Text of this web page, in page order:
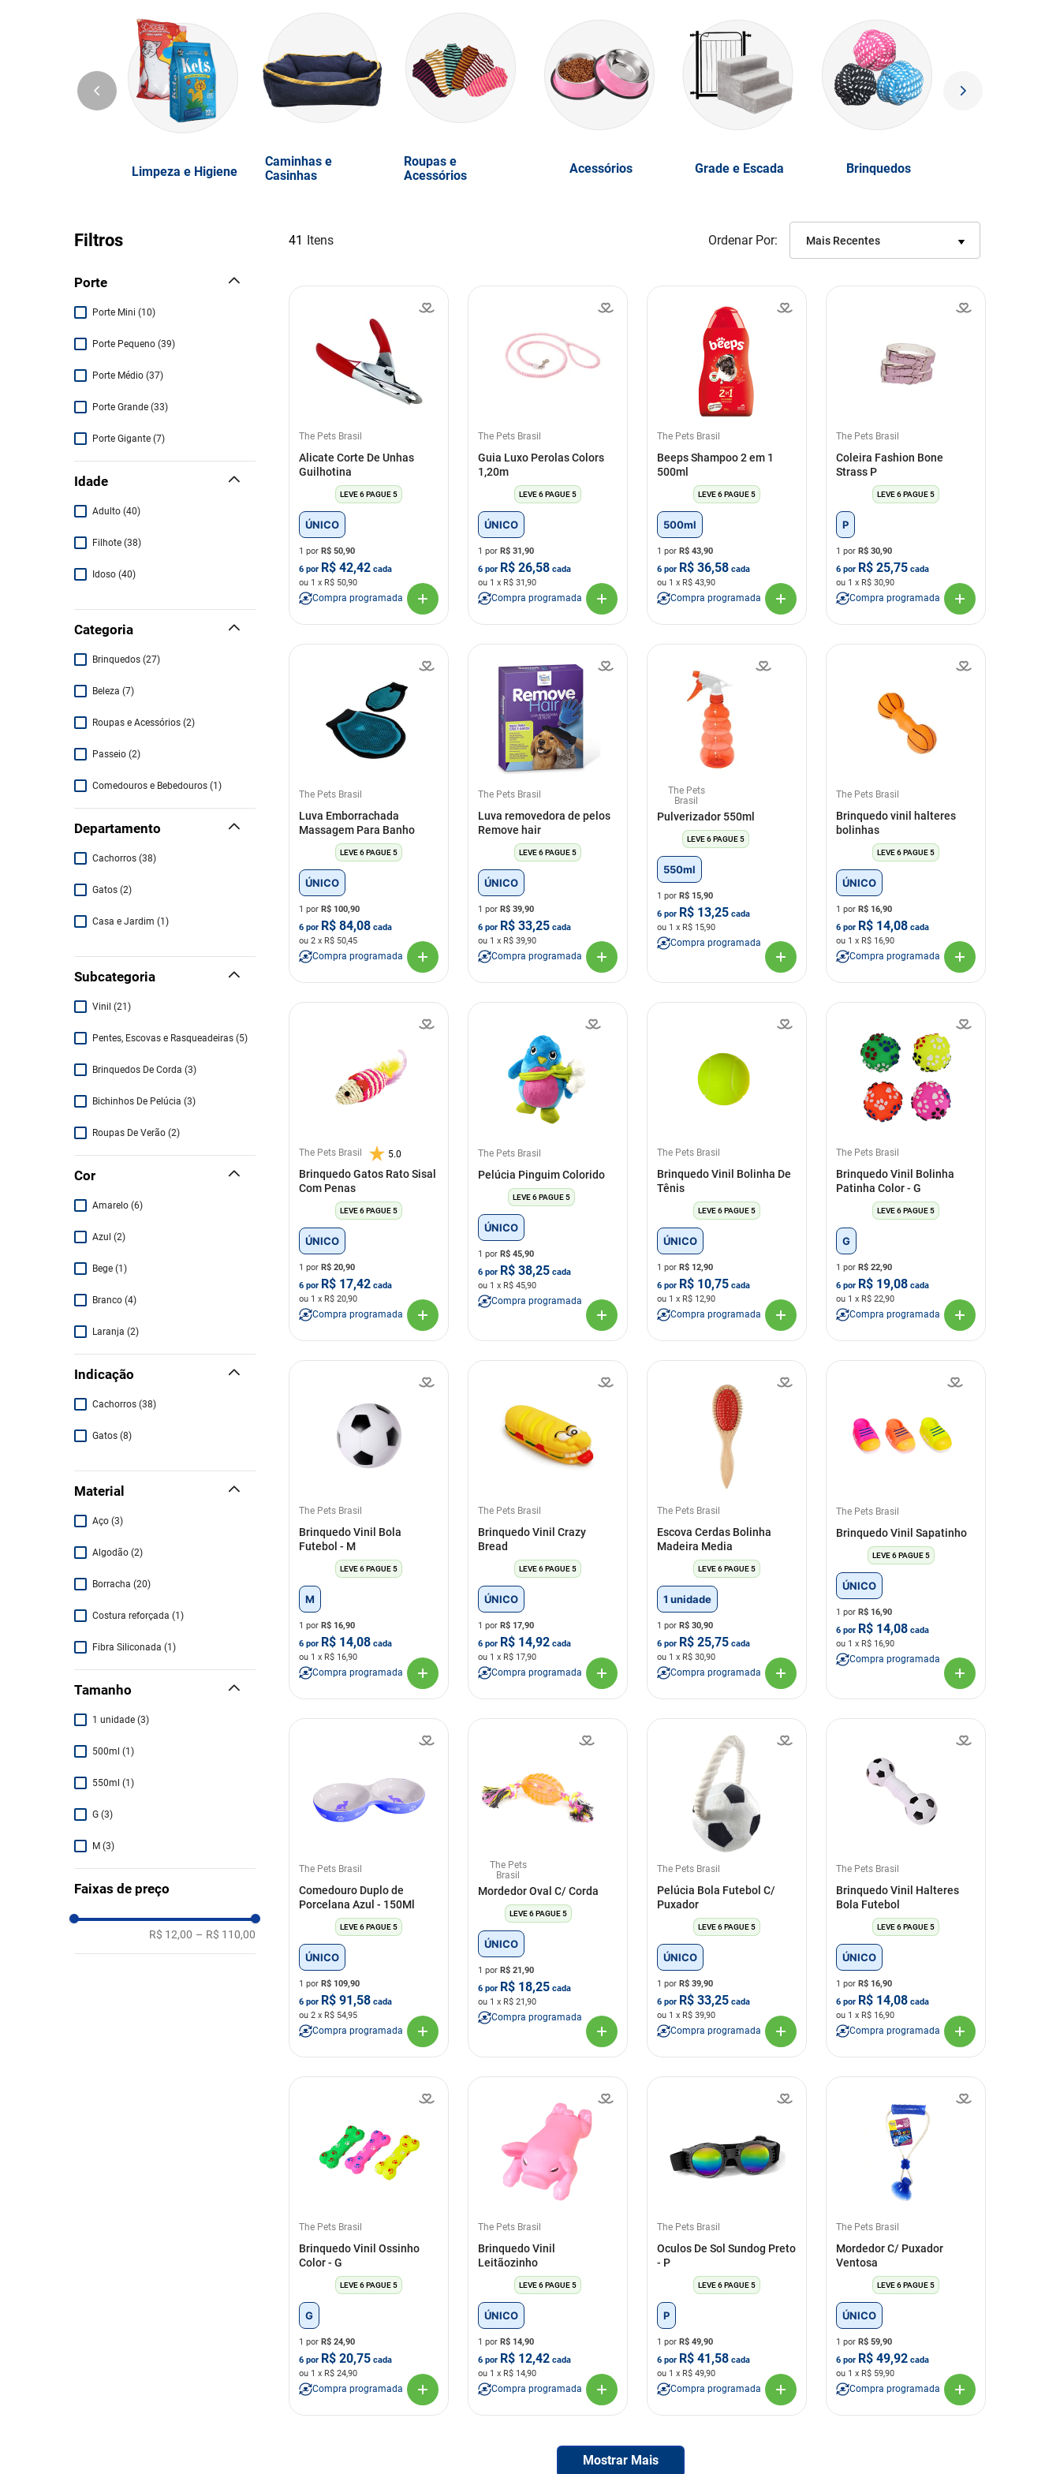
Limpeza e Higiene
Caminhas e
Casinhas
Roupas e
Acessórios
Acessórios Grade e Escada Brinquedos
Filtros
Porte
Porte Mini (10)
Porte Pequeno (39)
Porte Médio (37)
Porte Grande (33)
Porte Gigante (7)
Idade
Adulto (40)
Filhote (38)
Idoso (40)
Categoria
Brinquedos (27)
Beleza (7)
Roupas e Acessórios (2)
Passeio (2)
Comedouros e Bebedouros (1)
Departamento
Cachorros (38)
Gatos (2)
Casa e Jardim (1)
Subcategoria
Vinil (21)
Pentes, Escovas e Rasqueadeiras (5)
Brinquedos De Corda (3)
Bichinhos De Pelúcia (3)
Roupas De Verão (2)
Cor
Amarelo (6)
Azul (2)
Bege (1)
Branco (4)
Laranja (2)
Sortidas
Indicação
Cachorros (38)
Gatos (8)
Material
Aço (3)
Algodão (2)
Borracha (20)
Costura reforçada (1)
Fibra Siliconada (1)
Tamanho
1 unidade (3)
500ml (1)
550ml (1)
G (3)
M (3)
Faixas de preço
R$ 12,00 – R$ 110,00
41 Ordenar Por Mais Recentes
The Pets Brasil
Alicate Corte De Unhas
Guilhotina
LEVE 6 PAGUE 5
ÚNICO
1 porR$50,90
6 por R$42,42 cada
ou 1 x R$ 50,90
Compra programada
The Pets Brasil
Guia Luxo Perolas Colors
1,20m
LEVE 6 PAGUE 5
ÚNICO
1 porR$31,90
6 por R$26,58 cada
ou 1 x R$31,90
Compra programada
The Pets Brasil
Beeps Shampoo 2 em 1
500ml
LEVE 6 PAGUE 5
500ml
1 por R$ 43,90
6por R$ 36,58 cada
ou 1 x R$ 43,90
Compra programada
The Pets Brasil
Coleira Fashion Bone
Strass P
LEVE 6 PAGUE 5
P
1 por R$ 30,90
6por R$ 25,75 cada
ou 1 x R$ 30,90
Compra programada
The Pets Brasil
Luva Emborrachada
Massagem Para Banho
LEVE 6 PAGUE 5
ÚNICO
1 porR$ 100,90
6 por R$84,08 cada
ou2 x R$ 50,45
Compra programada
The Pets Brasil
Luva removedora de pelos
Remove hair
LEVE 6 PAGUE 5
ÚNICO
1 porR$39,90
6 por R$33,25 cada
ou 1 x R$39,90
Compra programada
The Pets
Brasil
Pulverizador 550ml
LEVE 6 PAGUE 5
550ml
1 por R$ 15,90
6por R$ 13,25 cada
ou 1 x R$ 15,90
Compra programada
The Pets Brasil
Brinquedo vinil halteres
bolinhas
LEVE 6 PAGUE 5
ÚNICO
1 por R$ 16,90
6por R$ 14,08 cada
ou 1 x R$ 16,90
Compra programada
The Pets Brasil 5.0
Brinquedo Gatos Rato Sisal
Com Penas
LEVE 6 PAGUE 5
ÚNICO
1 porR$20,90
6 por R$ 17,42 cada
ou 1 x R$20,90
Compra programada
The Pets Brasil
Pelúcia Pinguim Colorido
LEVE 6 PAGUE 5
ÚNICO
1 porR$45,90
6 por R$38,25 cada
ou 1 x R$45,90
Compra programada
The Pets Brasil
Brinquedo Vinil Bolinha De
Tênis
LEVE 6 PAGUE 5
ÚNICO
1 por R$ 12,90
6por R$ 10,75 cada
ou 1 x R$ 12,90
Compra programada
The Pets Brasil
Brinquedo Vinil Bolinha
Patinha Color - G
LEVE 6 PAGUE 5
G
1 por R$ 22,90
6por R$ 19,08 cada
ou 1 x R$ 22,90
Compra programada
The Pets Brasil
Brinquedo Vinil Bola
Futebol - M
LEVE 6 PAGUE 5
M
1 porR$ 16,90
6 por R$ 14,08 cada
ou 1 x R$ 16,90
Compra programada
The Pets Brasil
Brinquedo Vinil Crazy
Bread
LEVE 6 PAGUE 5
ÚNICO
1 porR$ 17,90
6 por R$ 14,92 cada
ou 1 x R$ 17,90
Compra programada
The Pets Brasil
Escova Cerdas Bolinha
Madeira Media
LEVE 6 PAGUE 5
1 unidade
1 por R$ 30,90
6por R$ 25,75 cada
ou 1 x R$ 30,90
Compra programada
The Pets Brasil
Brinquedo Vinil Sapatinho
LEVE 6 PAGUE 5
ÚNICO
1 por R$ 16,90
6por R$ 14,08 cada
ou 1 x R$ 16,90
Compra programada
The Pets Brasil
Comedouro Duplo de
Porcelana Azul - 150Ml
LEVE 6 PAGUE 5
ÚNICO
1 porR$ 109,90
6 por R$91,58 cada
ou2 x R$ 54,95
Compra programada
The Pets
Brasil
Mordedor Oval C/ Corda
LEVE 6 PAGUE 5
ÚNICO
1 porR$21,90
6 por R$ 18,25 cada
ou 1 x R$21,90
Compra programada
The Pets Brasil
Pelúcia Bola Futebol C/
Puxador
LEVE 6 PAGUE 5
ÚNICO
1 por R$ 39,90
6por R$ 33,25 cada
ou 1 x R$ 39,90
Compra programada
The Pets Brasil
Brinquedo Vinil Halteres
Bola Futebol
LEVE 6 PAGUE 5
ÚNICO
1 por R$ 16,90
6por R$ 14,08 cada
ou 1 x R$ 16,90
Compra programada
The Pets Brasil
Brinquedo Vinil Ossinho
Color - G
LEVE 6 PAGUE 5
G
1 porR$24,90
6 por R$20,75 cada
ou 1 x R$24,90
Compra programada
The Pets Brasil
Brinquedo Vinil
Leitãozinho
LEVE 6 PAGUE 5
ÚNICO
1 porR$ 14,90
6 por R$ 12,42 cada
ou 1 x R$ 14,90
Compra programada
The Pets Brasil
Oculos De Sol Sundog Preto
- P
LEVE 6 PAGUE 5
P
1 por R$ 49,90
6por R$ 41,58 cada
ou 1 x R$ 49,90
Compra programada
The Pets Brasil
Mordedor C/ Puxador
Ventosa
LEVE 6 PAGUE 5
ÚNICO
1 por R$ 59,90
6por R$ 49,92 cada
ou 1 x R$ 59,90
Compra programada
Mostrar Mais